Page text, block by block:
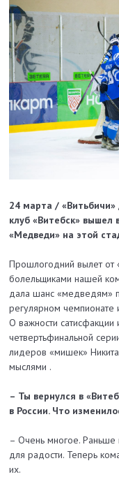
24 марта /
клуб «Витебск» вышел
«Медведи» на этой
Прошлогодний вылет от
болельщиками нашей
дала шанс «медведям»
регулярном чемпионате
О важности
четвертьфинальной
лидеров «мишек»
мыслями .
– Ты вернулся в
в России. Что
– Очень многое.
для радости. Теперь
их.